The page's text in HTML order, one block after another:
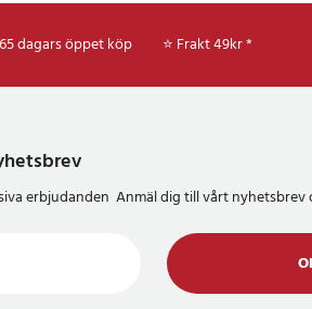
dagars öppet köp ⭐ Frakt 49kr *
erbjudanden Anmäl dig till vårt nyhetsbrev